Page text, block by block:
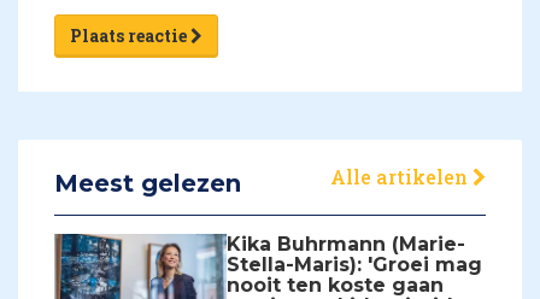
Plaats reactie
Meest gelezen Alle artikelen
Kika Buhrmann (Marie-
Stella-Maris): 'Groei mag
nooit ten koste gaan